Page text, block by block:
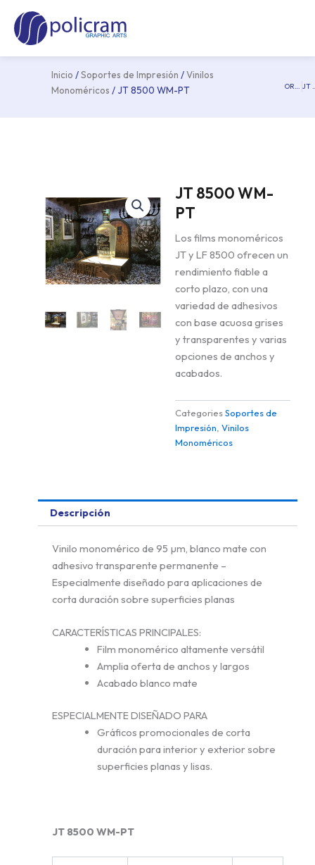
contenido
Inicio /Soportes de Impresión /Vinilos
Monoméricos / JT 8500 WM-PT ORAJET 3162 JT
JT 8500 WM-
PT
Los films monoméricos
JT y LF 8500 ofrecen un
rendimiento fiable a
corto plazo, con una
variedad de adhesivos
con base acuosa grises
y transparentes y varias
opciones de anchos y
acabados.
Categories Soportes de
Impresión Vinilos
Monoméricos
Descripción
Vinilo monomérico de 95 µm, blanco mate con
adhesivo transparente permanente –
Especialmente diseñado para aplicaciones de
corta duración sobre superficies planas
CARACTERÍSTICAS PRINCIPALES:
Film monomérico altamente versátil
Amplia oferta de anchos y largos
Acabado blanco mate
ESPECIALMENTE DISEÑADO PARA
Gráficos promocionales de corta
duración para interior y exterior sobre
superficies planas y lisas.
JT 8500 WM-PT